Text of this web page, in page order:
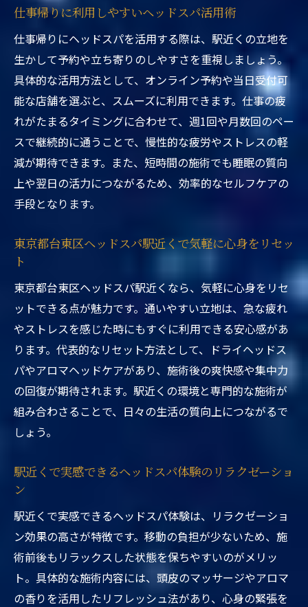
仕事帰りに利用しやすいヘッドスパ活用術
仕事帰りにヘッドスパを活用する際は、駅近くの立地を
生かして予約や立ち寄りのしやすさを重視しましょう。
具体的な活用方法として、オンライン予約や当日受付可
能な店舗を選ぶと、スムーズに利用できます。仕事の疲
れがたまるタイミングに合わせて、週1回や月数回のペー
スで継続的に通うことで、慢性的な疲労やストレスの軽
減が期待できます。また、短時間の施術でも睡眠の質向
上や翌日の活力につながるため、効率的なセルフケアの
手段となります。
東京都台東区ヘッドスパ駅近くで気軽に心身をリセッ
ト
東京都台東区ヘッドスパ駅近くなら、気軽に心身をリセ
ットできる点が魅力です。通いやすい立地は、急な疲れ
やストレスを感じた時にもすぐに利用できる安心感があ
ります。代表的なリセット方法として、ドライヘッドス
パやアロマヘッドケアがあり、施術後の爽快感や集中力
の回復が期待されます。駅近くの環境と専門的な施術が
組み合わさることで、日々の生活の質向上につながるで
しょう。
駅近くで実感できるヘッドスパ体験のリラクゼーショ
ン
駅近くで実感できるヘッドスパ体験は、リラクゼーショ
ン効果の高さが特徴です。移動の負担が少ないため、施
術前後もリラックスした状態を保ちやすいのがメリッ
ト。具体的な施術内容には、頭皮のマッサージやアロマ
の香りを活用したリフレッシュ法があり、心身の緊張を